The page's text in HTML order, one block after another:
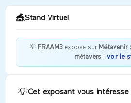
🎪Stand Virtuel
Bienvenue chez FRAAM3 !
💡 FRAAM3 expose sur Métavenir
métavers : voir le
💡Cet exposant vous intéresse